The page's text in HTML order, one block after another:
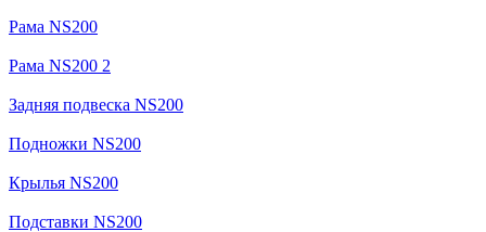
Рама NS200
Рама NS200 2
Задняя подвеска NS200
Подножки NS200
Крылья NS200
Подставки NS200